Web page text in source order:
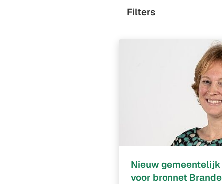
Filters
Nieuw
voor bronnet